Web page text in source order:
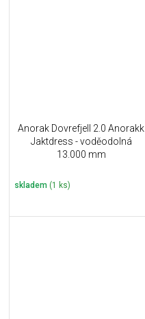
Anorak Dovrefjell 2.0 Anorakk
Jaktdress - voděodolná
13.000 mm
skladem (1 ks)